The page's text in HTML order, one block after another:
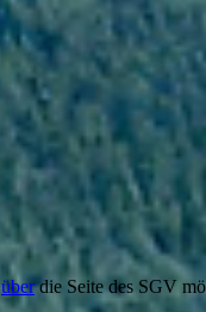
überdie Seite des SGV